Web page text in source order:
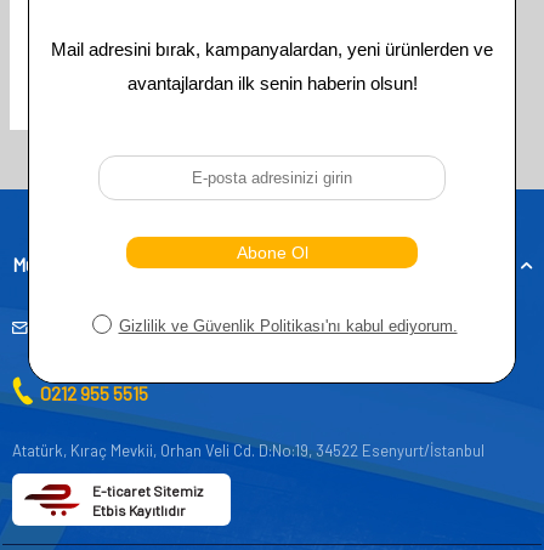
TAKIMI 2009-2014 SW
TL
Toplam ürün bulunmaktadır.
Müşteri Hizmetleri
musteridestek@goodyearotoaksesuar.com.tr
0212 955 5515
Atatürk, Kıraç Mevkii, Orhan Veli Cd. D:No:19, 34522 Esenyurt/İstanbul
E-ticaret Sitemiz
Etbis Kayıtlıdır